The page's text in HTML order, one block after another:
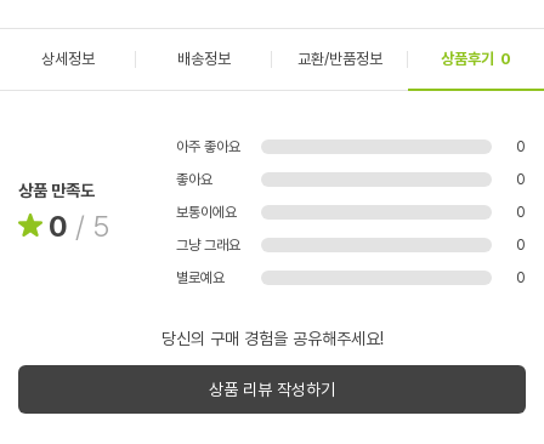
상세정보 배송정보 교환/반품정보 상품후기 0
상품 만족도
0 / 5
아주 좋아요
0
좋아요
0
보통이에요
0
그냥 그래요
0
별로예요
0
당신의 구매 경험을 공유해주세요!
상품 리뷰 작성하기